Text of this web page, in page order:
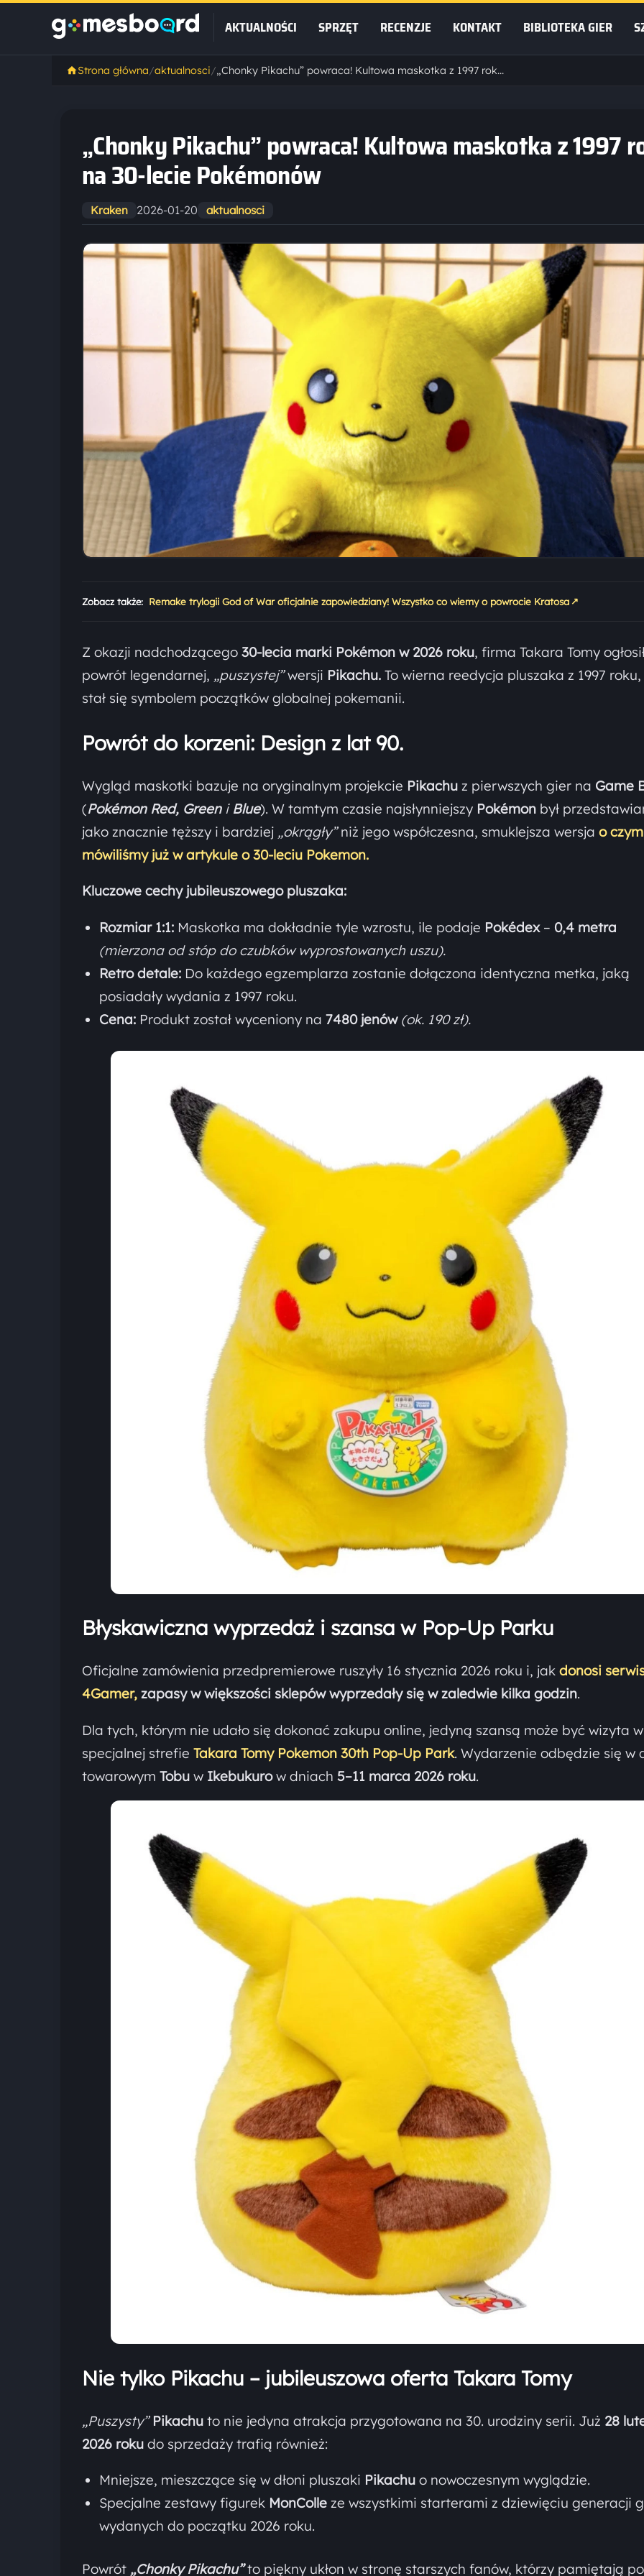
AKTUALNOŚCI SPRZĘT RECENZJE KONTAKT BIBLIOTEKA GIER
Strona główna/aktualnosci/ „Chonky Pikachu” powraca! Kultowa maskotka z 1997 roku na 30-lecie Pokémonów
„Chonky Pikachu” powraca! Kultowa maskotka z 1997
na 30-lecie Pokémonów
Kraken 2026-01-20 aktualnosci
Zobacz także: Remake trylogii God of War oficjalnie zapowiedziany! Wszystko co wiemy o powrocie Kratosa ↗
Z okazji nadchodzącego 30-lecia marki Pokémon w 2026 roku, firma Takara Tomy
powrót legendarnej, „puszystej”wersji Pikachu. To wierna reedycja pluszaka z 1997
stał się symbolem początków globalnej pokemanii.
Powrót do korzeni: Design z lat 90.
Wygląd maskotki bazuje na oryginalnym projekcie Pikachu z pierwszych gier na Game
(Pokémon Red, Greeni Blue). W tamtym czasie najsłynniejszy Pokémon był
jako znacznie tęższy i bardziej „okrągły”niż jego współczesna, smuklejsza wersja o czym
mówiliśmy już w artykule o 30-leciu Pokemon.
Kluczowe cechy jubileuszowego pluszaka:
Rozmiar 1:1: Maskotka ma dokładnie tyle wzrostu, ile podaje Pokédex– 0,4 metra
(mierzona od stóp do czubków wyprostowanych uszu).
Retro detale: Do każdego egzemplarza zostanie dołączona identyczna metka, jaką
posiadały wydania z 1997 roku.
Cena: Produkt został wyceniony na 7480 jenów (ok. 190 zł).
Błyskawiczna wyprzedaż i szansa w Pop-Up Parku
Oficjalne zamówienia przedpremierowe ruszyły 16 stycznia 2026 roku i, jak donosi
4Gamer, zapasy w większości sklepów wyprzedały się w zaledwie kilka godzin.
Dla tych, którym nie udało się dokonać zakupu online, jedyną szansą może być wizyta w
specjalnej strefie Takara Tomy Pokemon 30th Pop-Up Park. Wydarzenie odbędzie się w
towarowym Tobu w Ikebukurow dniach 5–11 marca 2026 roku.
Nie tylko Pikachu – jubileuszowa oferta Takara Tomy
„Puszysty” Pikachu to nie jedyna atrakcja przygotowana na 30. urodziny serii. Już 28
2026 roku do sprzedaży trafią również:
Mniejsze, mieszczące się w dłoni pluszaki Pikachu o nowoczesnym wyglądzie.
Specjalne zestawy figurek MonColle ze wszystkimi starterami z dziewięciu generacji
wydanych do początku 2026 roku.
Powrót „Chonky Pikachu”to piękny ukłon w stronę starszych fanów, którzy pamiętają